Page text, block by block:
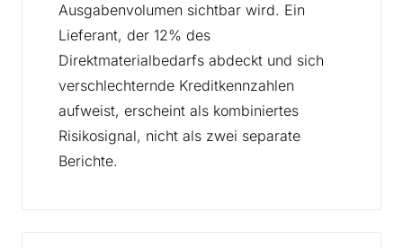
Ausgabenvolumen sichtbar wird. Ein
Lieferant, der 12% des
Direktmaterialbedarfs abdeckt und sich
verschlechternde Kreditkennzahlen
aufweist, erscheint als kombiniertes
Risikosignal, nicht als zwei separate
Berichte.